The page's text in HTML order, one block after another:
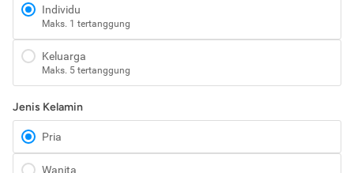
Individu
Maks. 1 tertanggung
Keluarga
Maks. 5 tertanggung
Jenis Kelamin
Pria
Wanita